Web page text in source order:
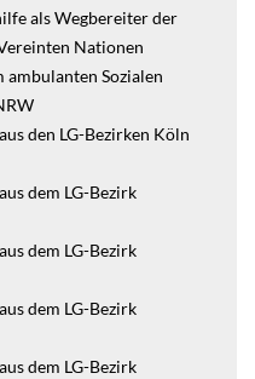
als Wegbereiter der
Nationen
Sozialen
den LG-Bezirken Köln
dem LG-Bezirk
dem LG-Bezirk
dem LG-Bezirk
dem LG-Bezirk